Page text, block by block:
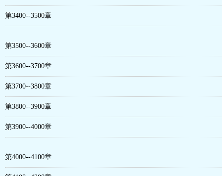
第3400--3500章
第3500--3600章
第3600--3700章
第3700--3800章
第3800--3900章
第3900--4000章
第4000--4100章